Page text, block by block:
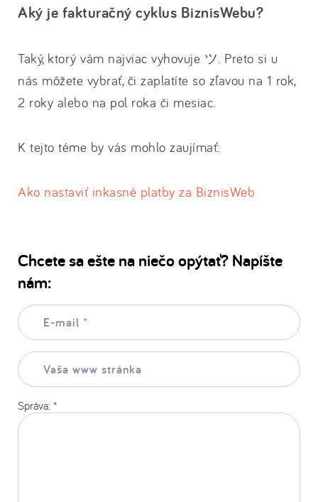
Aký je fakturačný cyklus BiznisWebu?
Taký, ktorý vám najviac vyhovuje ツ. Preto si u
nás môžete vybrať, či zaplatíte so zľavou na 1 rok,
2 roky alebo na pol roka či mesiac.
K tejto téme by vás mohlo zaujímať:
Ako nastaviť inkasné platby za BiznisWeb
Chcete sa ešte na niečo opýtať? Napíšte
nám:
E-
mail:
Vaša
www
stránka:
Správa: *